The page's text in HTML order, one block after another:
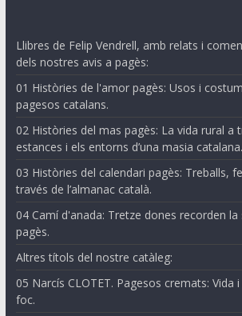
Llibres de Felip Vendrell, amb relats i
dels nostres avis a pagès:
01 Històries de l'amor pagès: Usos i
pagesos catalans.
02 Històries del mas pagès: La vida rural a
estances i els entorns d’una masia catalana.
03 Històries del calendari pagès: Treballs,
través de l’almanac català.
04 Camí d'anada: Tretze dones recorden la
pagès.
Altres títols del nostre catàleg:
05 Narcís CLOTET. Pagesos cremats: Vida
foc.